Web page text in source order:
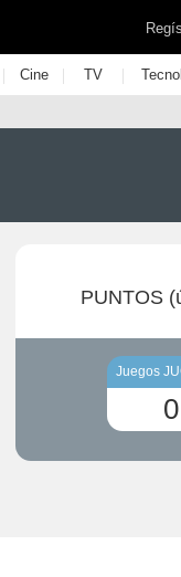
| Cine | TV |
PUNTOS
Juegos
0